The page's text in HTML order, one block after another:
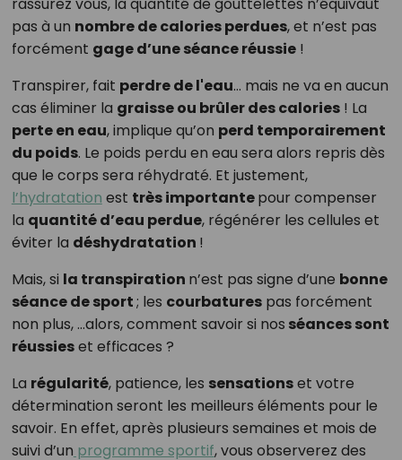
rassurez vous, la quantité de gouttelettes n’équivaut
pas à un nombre de calories perdues, et n’est pas
forcément gage d’une séance réussie!
Transpirer, fait perdre de l'eau… mais ne va en aucun
cas éliminer la graisse ou brûler des calories! La
perte en eau, implique qu’on perd temporairement
du poids. Le poids perdu en eau sera alors repris dès
que le corps sera réhydraté. Et justement,
l’hydratation est très importantepour compenser
la quantité d’eau perdue, régénérer les cellules et
éviter la déshydratation !
Mais, si la transpiration n’est pas signe d’une bonne
séance de sport; les courbaturespas forcément
non plus, …alors, comment savoir si nos séances sont
réussieset efficaces ?
La régularité, patience, les sensationset votre
détermination seront les meilleurs éléments pour le
savoir. En effet, après plusieurs semaines et mois de
suivi d’un programme sportif, vous observerez des